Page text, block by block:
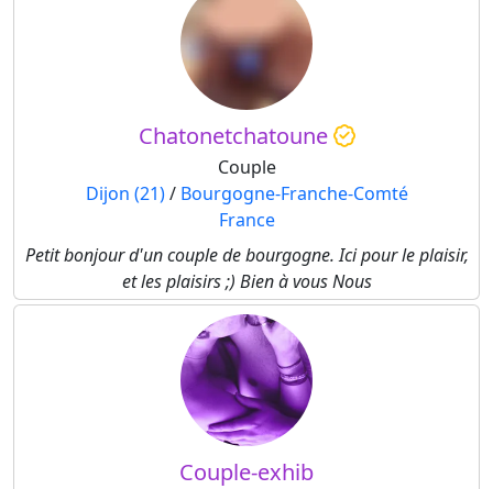
Chatonetchatoune
Couple
Dijon (21)/ Bourgogne-Franche-Comté
France
Petit bonjour d'un couple de bourgogne. Ici pour le plaisir,
et les plaisirs ;) Bien à vous Nous
Couple-exhib